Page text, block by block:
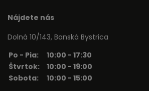
Nájdete nás
Dolná 10/143, Banská Bystrica
Po - Pia:
10:00 - 17:30
Štvrtok:
10:00 - 19:00
Sobota:
10:00 - 15:00